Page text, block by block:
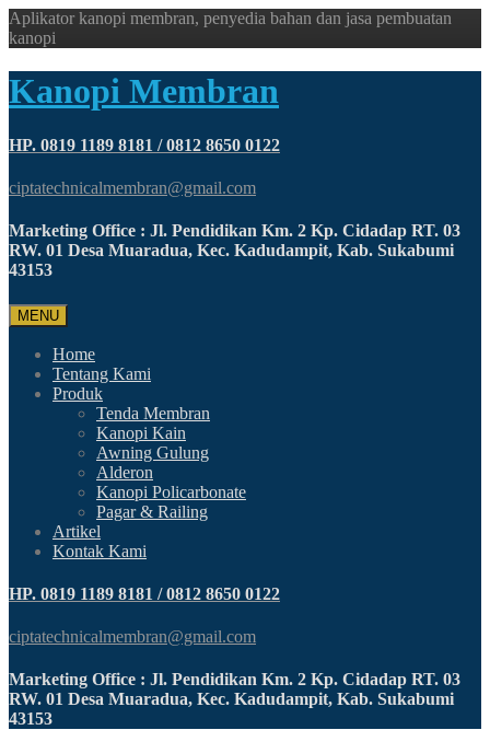
Aplikator kanopi membran, penyedia bahan dan jasa pembuatan
kanopi
Kanopi Membran
HP. 0819 1189 8181 / 0812 8650 0122
ciptatechnicalmembran@gmail.com
Marketing Office : Jl. Pendidikan Km. 2 Kp. Cidadap RT. 03
RW. 01 Desa Muaradua, Kec. Kadudampit, Kab. Sukabumi
43153
MENU
Home
Tentang Kami
Produk
Tenda Membran
Kanopi Kain
Awning Gulung
Alderon
Kanopi Policarbonate
Pagar & Railing
Artikel
Kontak Kami
HP. 0819 1189 8181 / 0812 8650 0122
ciptatechnicalmembran@gmail.com
Marketing Office : Jl. Pendidikan Km. 2 Kp. Cidadap RT. 03
RW. 01 Desa Muaradua, Kec. Kadudampit, Kab. Sukabumi
43153